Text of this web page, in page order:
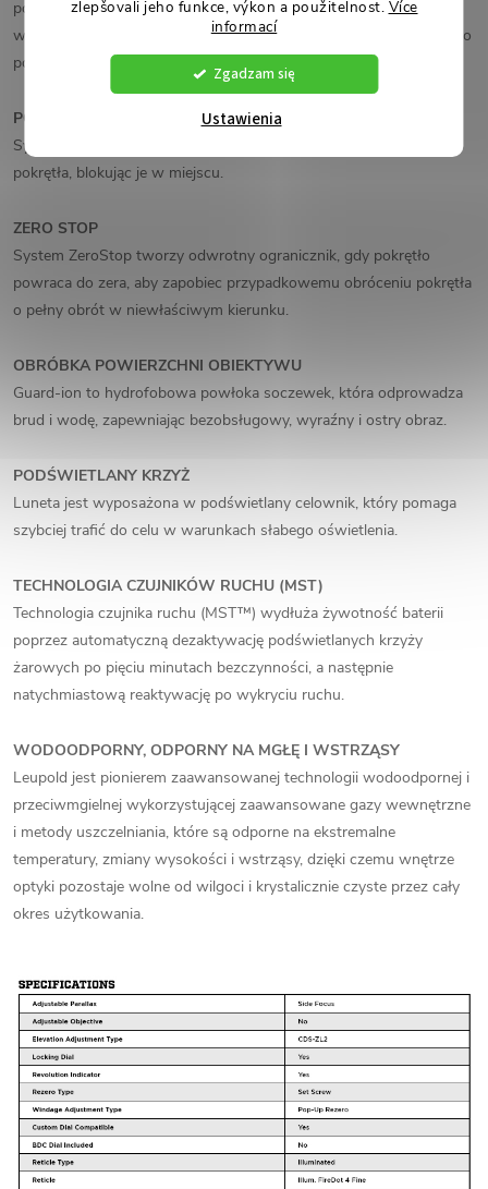
zlepšovali jeho funkce, výkon a použitelnost. Více
informací
Zgadzam się
Ustawienia
pozostaje tego samego rozmiaru, podczas gdy cel rośnie i maleje
wraz z regulacją powiększenia. Te gwintowane krzyże są idealne do
polowania przy słabym oświetleniu.
POKRĘTŁO BLOKADY ZERA
System ZeroLock® zapobiega przypadkowemu przesunięciu
pokrętła, blokując je w miejscu.
ZERO STOP
System ZeroStop tworzy odwrotny ogranicznik, gdy pokrętło
powraca do zera, aby zapobiec przypadkowemu obróceniu pokrętła
o pełny obrót w niewłaściwym kierunku.
OBRÓBKA POWIERZCHNI OBIEKTYWU
Guard-ion to hydrofobowa powłoka soczewek, która odprowadza
brud i wodę, zapewniając bezobsługowy, wyraźny i ostry obraz.
PODŚWIETLANY KRZYŻ
Luneta jest wyposażona w podświetlany celownik, który pomaga
szybciej trafić do celu w warunkach słabego oświetlenia.
TECHNOLOGIA CZUJNIKÓW RUCHU (MST)
Technologia czujnika ruchu (MST™) wydłuża żywotność baterii
poprzez automatyczną dezaktywację podświetlanych krzyży
żarowych po pięciu minutach bezczynności, a następnie
natychmiastową reaktywację po wykryciu ruchu.
WODOODPORNY, ODPORNY NA MGŁĘ I WSTRZĄSY
Leupold jest pionierem zaawansowanej technologii wodoodpornej i
przeciwmgielnej wykorzystującej zaawansowane gazy wewnętrzne
i metody uszczelniania, które są odporne na ekstremalne
temperatury, zmiany wysokości i wstrząsy, dzięki czemu wnętrze
optyki pozostaje wolne od wilgoci i krystalicznie czyste przez cały
okres użytkowania.